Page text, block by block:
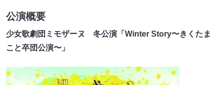
公演概要
少女歌劇団ミモザーヌ 冬公演「Winter Story〜きくたま
こと卒団公演〜」